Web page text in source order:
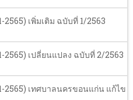
เพิ่มเติม ฉบับที่ 1/2563
เปลี่ยนแปลง ฉบับที่ 2/2563
2565) เทศบาลนครขอนแก่น แก้ไข